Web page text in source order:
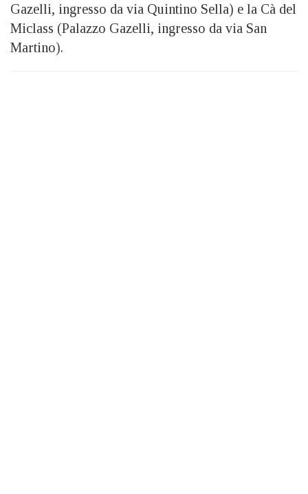
Gazelli, ingresso da via Quintino Sella) e la Cà del
Miclass (Palazzo Gazelli, ingresso da via San
Martino).